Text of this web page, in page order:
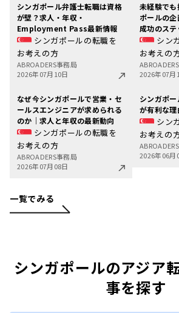
シンガポール弁護士転職は資格
が壁？求人・年収・
Employment Pass最新情報
シンガポールの転職を
お考えの方
ABROADERS事務局
2026年07月10日
未経験で
ポールの
成功のステ
シン
お考えの
2026年07月
なぜ今シンガポールで営業・セ
ールスエンジニアが求められる
のか｜求人と年収の最新動向
シンガポールの転職を
お考えの方
ABROADERS事務局
2026年07月08日
シンガポ
が有利な理
シン
お考えの
2026年06月
一覧でみる
シンガポールのアジア
事を探す